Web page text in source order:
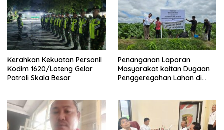
Kerahkan Kekuatan Personil
Kodim 1620/Loteng Gelar
Patroli Skala Besar
Penanganan Laporan
Masyarakat kaitan Dugaan
Penggeregahan Lahan di